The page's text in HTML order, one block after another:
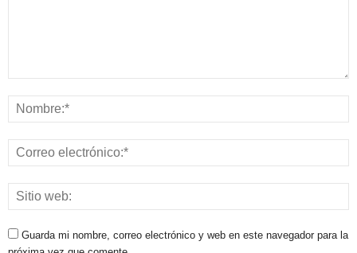
Guarda mi nombre, correo electrónico y web en este navegador para la